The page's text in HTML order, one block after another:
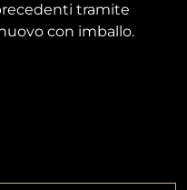
tramite
con imballo.